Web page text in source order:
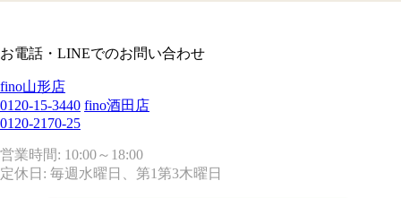
お電話・LINEでのお問い合わせ
fino山形店
0120-15-3440 fino酒田店
0120-2170-25
営業時間: 10:00～18:00
定休日: 毎週水曜日、第1第3木曜日